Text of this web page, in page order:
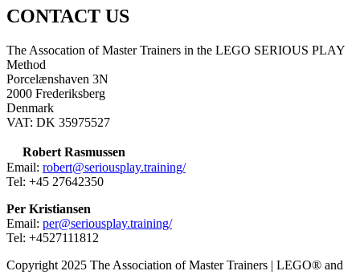
CONTACT US
The Assocation of Master Trainers in the LEGO SERIOUS PLAY
Method
Porcelænshaven 3N
2000 Frederiksberg
Denmark
VAT: DK 35975527
Robert Rasmussen
Email: robert@seriousplay.training/
Tel: +45 27642350
Per Kristiansen
Email: per@seriousplay.training/
Tel: +4527111812
Copyright 2025 The Association of Master Trainers | LEGO® and